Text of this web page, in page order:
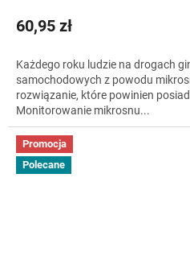
60,95 zł
Każdego roku ludzie na drogach
samochodowych z powodu
rozwiązanie, które powinien
Monitorowanie mikrosnu...
Promocja
Polecane